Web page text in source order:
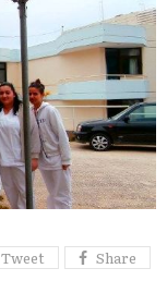
Tweet Share